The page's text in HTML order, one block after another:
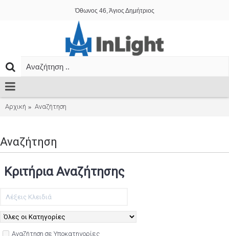
Όθωνος 46, Άγιος Δημήτριος
Αρχική Αναζήτηση
Αναζήτηση
Κριτήρια Αναζήτησης
Αναζήτηση σε Υποκατηγορίες